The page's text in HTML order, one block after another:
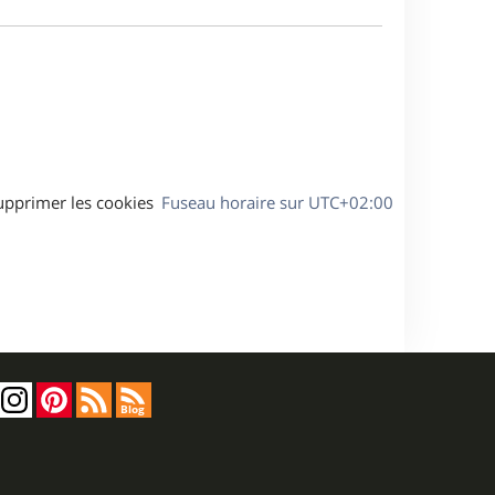
g
s
Fuseau horaire sur UTC+02:00
les cookies